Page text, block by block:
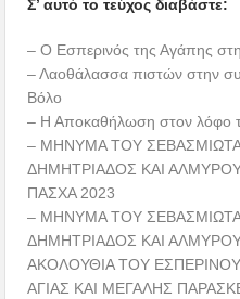
Σ’ αυτό το τεύχος διαβάστε:
– Ο Εσπερινός της Αγάπης
– Λαοθάλασσα πιστών στην
Βόλο
– Η Αποκαθήλωση στον λόφο
– ΜΗΝΥΜΑ ΤΟΥ
ΔΗΜΗΤΡΙΑΔΟΣ ΚΑΙ ΑΛΜΥΡΟΥ
ΠΑΣΧΑ 2023
– ΜΗΝΥΜΑ ΤΟΥ
ΔΗΜΗΤΡΙΑΔΟΣ ΚΑΙ ΑΛΜΥΡΟΥ
ΑΚΟΛΟΥΘΙΑ ΤΟΥ
ΑΓΙΑΣ ΚΑΙ ΜΕΓΑΛΗΣ